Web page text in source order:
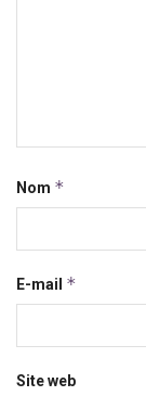
Nom *
E-mail *
Site web